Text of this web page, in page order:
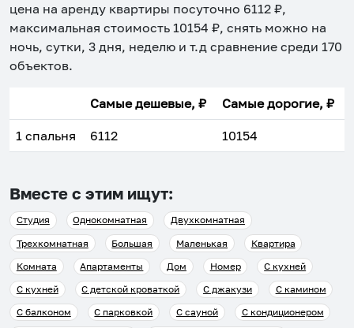
цена на аренду квартиры посуточно 6112 ₽,
максимальная стоимость 10154 ₽, снять можно на
ночь, сутки, 3 дня, неделю и т.д сравнение среди 170
объектов.
Самые дешевые, ₽ Самые дорогие, ₽
1 спальня 6112 10154
Вместе с этим ищут:
Студия Однокомнатная
Двухкомнатная
Трехкомнатная
Большая Маленькая
Квартира
Комната
Апартаменты Дом Номер
С кухней
С кухней
С детской кроваткой С джакузи
С камином
С балконом
С парковкой С сауной
С кондиционером